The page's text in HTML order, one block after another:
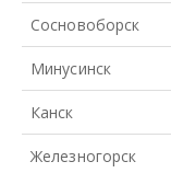
Сосновоборск
Минусинск
Канск
Железногорск